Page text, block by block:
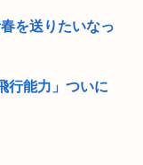
を送りたいなっ
行能力」ついに